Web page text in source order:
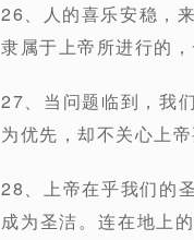
26、人的喜乐安稳，
隶属于上帝所进行的
27、当问题临到，我
为优先，却不关心上
28、上帝在乎我们的
成为圣洁。连在地上